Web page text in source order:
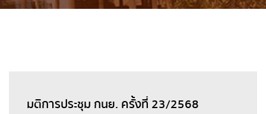
มติการประชุม กนย. ครั้งที่ 23/2568